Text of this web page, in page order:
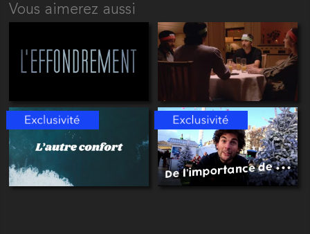
Vous aimerez aussi